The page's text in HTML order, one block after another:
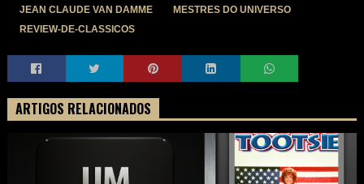
JEAN CLAUDE VAN DAMME
MESTRES DO UNIVERSO
REVIEW-DE-CLASSICOS
ARTIGOS RELACIONADOS